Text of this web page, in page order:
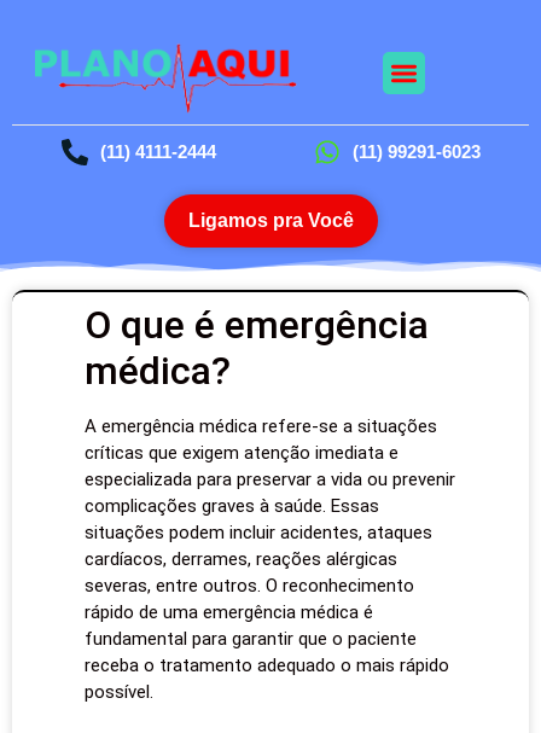
(11) 4111-2444 (11) 99291-6023
Ligamos pra Você
O que é emergência
médica?
A emergência médica refere-se a situações
críticas que exigem atenção imediata e
especializada para preservar a vida ou prevenir
complicações graves à saúde. Essas
situações podem incluir acidentes, ataques
cardíacos, derrames, reações alérgicas
severas, entre outros. O reconhecimento
rápido de uma emergência médica é
fundamental para garantir que o paciente
receba o tratamento adequado o mais rápido
possível.